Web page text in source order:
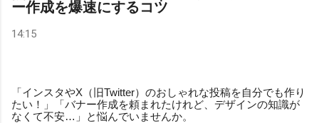
ー作成を爆速にするコツ
14:15
「インスタやX（旧Twitter）のおしゃれな投稿を自分でも作り
たい！」「バナー作成を頼まれたけれど、デザインの知識が
なくて不安…」と悩んでいませんか。